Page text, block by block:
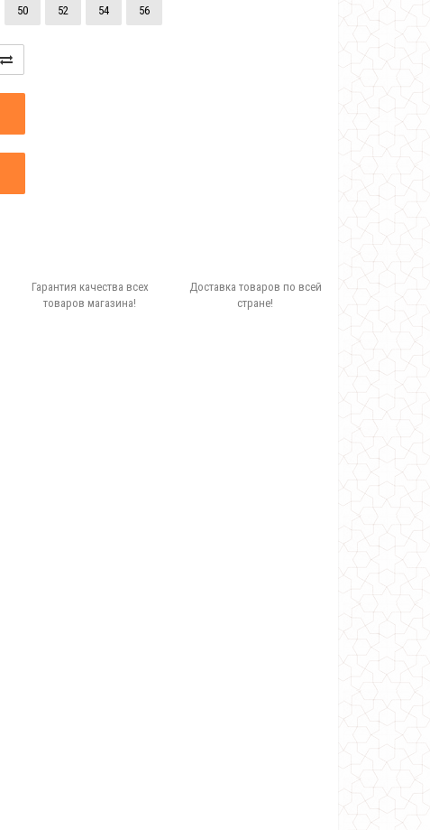
50 52 54 56
Гарантия качества всех
товаров магазина!
Доставка товаров по всей
стране!